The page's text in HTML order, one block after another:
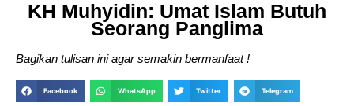
KH Muhyidin: Umat Islam Butuh
Seorang Panglima
Bagikan tulisan ini agar semakin bermanfaat !
Facebook WhatsApp Twitter Telegram